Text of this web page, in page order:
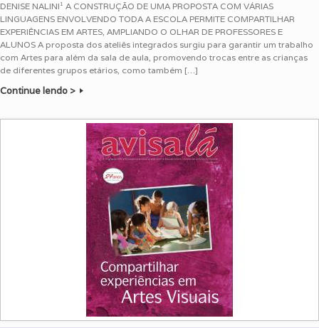
DENISE NALINI¹ A CONSTRUÇÃO DE UMA PROPOSTA COM VÁRIAS
LINGUAGENS ENVOLVENDO TODA A ESCOLA PERMITE COMPARTILHAR
EXPERIÊNCIAS EM ARTES, AMPLIANDO O OLHAR DE PROFESSORES E
ALUNOS A proposta dos ateliês integrados surgiu para garantir um trabalho
com Artes para além da sala de aula, promovendo trocas entre as crianças
de diferentes grupos etários, como também […]
Continue lendo >